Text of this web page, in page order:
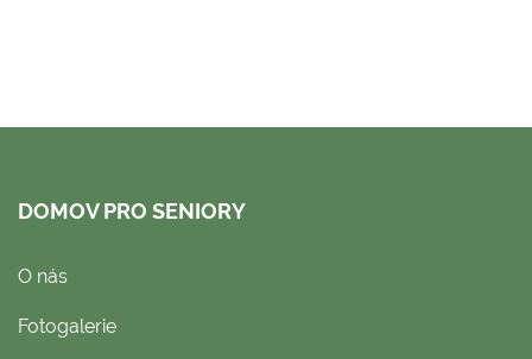
DOMOV PRO SENIORY
O nás
Fotogalerie